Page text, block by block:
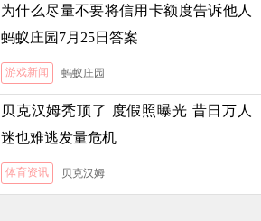
为什么尽量不要将信用卡额度告诉他人
蚂蚁庄园7月25日答案
游戏新闻 蚂蚁庄园
贝克汉姆秃顶了 度假照曝光 昔日万人
迷也难逃发量危机
体育资讯 贝克汉姆